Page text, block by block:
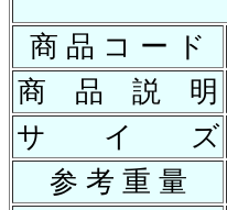
商 品 コ ー ド
商 品 説 明
サ イ ズ
参 考 重 量